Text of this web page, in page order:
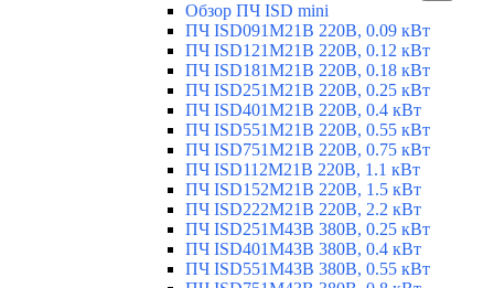
Обзор ПЧ ISD mini
ПЧ ISD091M21B 220В, 0.09 кВт
ПЧ ISD121M21B 220В, 0.12 кВт
ПЧ ISD181M21B 220В, 0.18 кВт
ПЧ ISD251M21B 220В, 0.25 кВт
ПЧ ISD401M21B 220В, 0.4 кВт
ПЧ ISD551M21B 220В, 0.55 кВт
ПЧ ISD751M21B 220В, 0.75 кВт
ПЧ ISD112M21B 220В, 1.1 кВт
ПЧ ISD152M21B 220В, 1.5 кВт
ПЧ ISD222M21B 220В, 2.2 кВт
ПЧ ISD251M43B 380В, 0.25 кВт
ПЧ ISD401M43B 380В, 0.4 кВт
ПЧ ISD551M43B 380В, 0.55 кВт